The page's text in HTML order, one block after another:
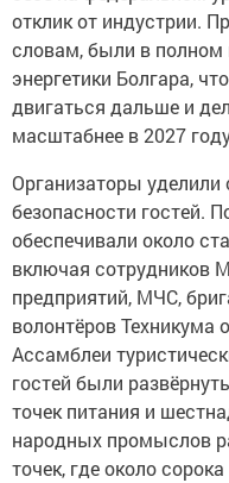
отклик от индустрии.
словам, были в полном
энергетики Болгара,
двигаться дальше и
масштабнее в 2027
Организаторы
безопасности гостей.
обеспечивали около
включая сотрудников
предприятий, МЧС,
волонтёров Техникума
Ассамблеи
гостей были
точек питания и
народных промыслов
точек, где около